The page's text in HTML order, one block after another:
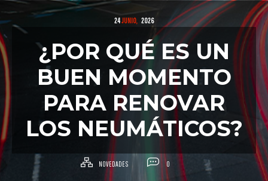
24JUNIO, 2026
¿POR QUÉ ES UN
BUEN MOMENTO
PARA RENOVAR
LOS NEUMÁTICOS?
NOVEDADES 0